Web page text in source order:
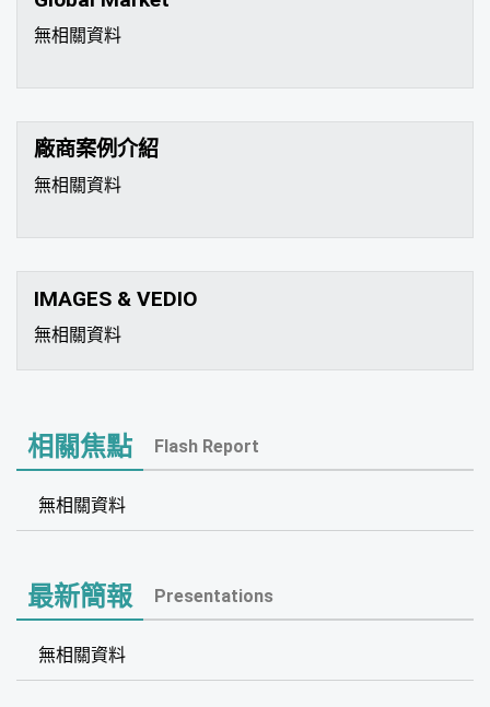
無相關資料
廠商案例介紹
無相關資料
IMAGES & VEDIO
無相關資料
相關焦點 Flash Report
無相關資料
最新簡報 Presentations
無相關資料